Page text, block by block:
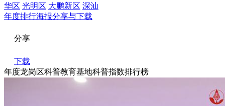
华区 光明区 大鹏新区 深汕
年度排行海报分享与下载
分享
下载
年度龙岗区科普教育基地科普指数排行榜